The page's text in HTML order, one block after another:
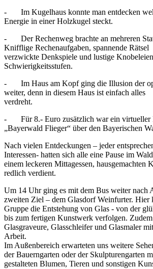
- Im Kugelhaus konnte man entdecken
Energie in einer Holzkugel steckt.
- Der Rechenweg brachte an mehreren
Knifflige Rechenaufgaben, spannende
verzwickte Denkspiele und lustige
Schwierigkeitsstufen.
- Im Haus am Kopf ging die Illusion der
weiter, denn in diesem Haus ist
verdreht.
- Für 8.- Euro zusätzlich war ein virtueller
„Bayerwald Flieger“ über den
Nach vielen Entdeckungen – jeder
Interessen- hatten sich alle eine Pause im
einem leckeren Mittagessen, hausgemachten
redlich verdient.
Um 14 Uhr ging es mit dem Bus weiter nach
zweiten Ziel – dem Glasdorf Weinfurter. Hier
Gruppe die Entstehung von Glas - von der
bis zum fertigen Kunstwerk verfolgen.
Glasgraveure, Glasschleifer und Glasmaler
Arbeit.
Im Außenbereich erwarteten uns weitere
der Bauerngarten oder der Skulpturengarten
gestalteten Blumen, Tieren und sonstigen